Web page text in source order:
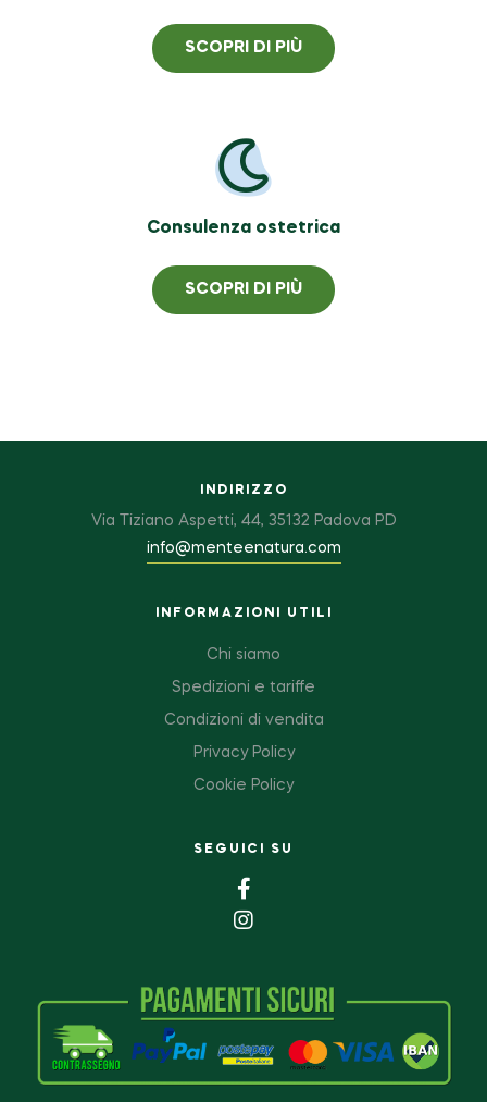
SCOPRI DI PIÙ
Consulenza ostetrica
SCOPRI DI PIÙ
INDIRIZZO
Via Tiziano Aspetti, 44, 35132 Padova PD
info@menteenatura.com
INFORMAZIONI UTILI
Chi siamo
Spedizioni e tariffe
Condizioni di vendita
Privacy Policy
Cookie Policy
SEGUICI SU